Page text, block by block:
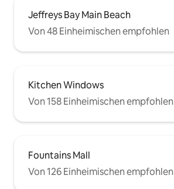
Jeffreys Bay Main Beach
Von 48 Einheimischen empfohlen
Kitchen Windows
Von 158 Einheimischen empfohlen
Fountains Mall
Von 126 Einheimischen empfohlen